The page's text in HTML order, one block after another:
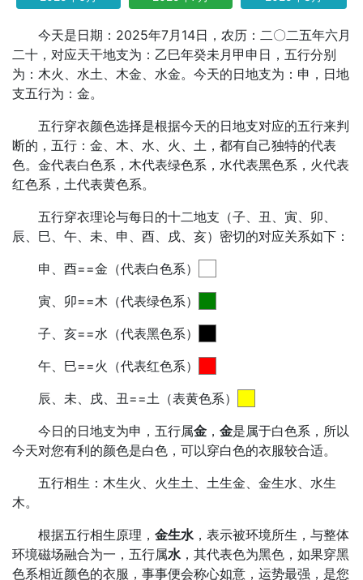
今天是日期：2025年7月14日，农历：二〇二五年六月
二十，对应天干地支为：乙巳年癸未月甲申日，五行分别
为：木火、水土、木金、水金。今天的日地支为：申，日地
支五行为：金。
五行穿衣颜色选择是根据今天的日地支对应的五行来判
断的，五行：金、木、水、火、土，都有自己独特的代表
色。金代表白色系，木代表绿色系，水代表黑色系，火代表
红色系，土代表黄色系。
五行穿衣理论与每日的十二地支（子、丑、寅、卯、
辰、巳、午、未、申、酉、戌、亥）密切的对应关系如下：
申、酉==金（代表白色系）
寅、卯==木（代表绿色系）
子、亥==水（代表黑色系）
午、巳==火（代表红色系）
辰、未、戌、丑==土（表黄色系）
今日的日地支为申，五行属金 ， 金是属于白色系，所以
今天对您有利的颜色是白色，可以穿白色的衣服较合适。
五行相生：木生火、火生土、土生金、金生水、水生
木。
根据五行相生原理， 金生水，表示被环境所生，与整体
环境磁场融合为一，五行属水，其代表色为黑色，如果穿黑
色系相近颜色的衣服，事事便会称心如意，运势最强，是您